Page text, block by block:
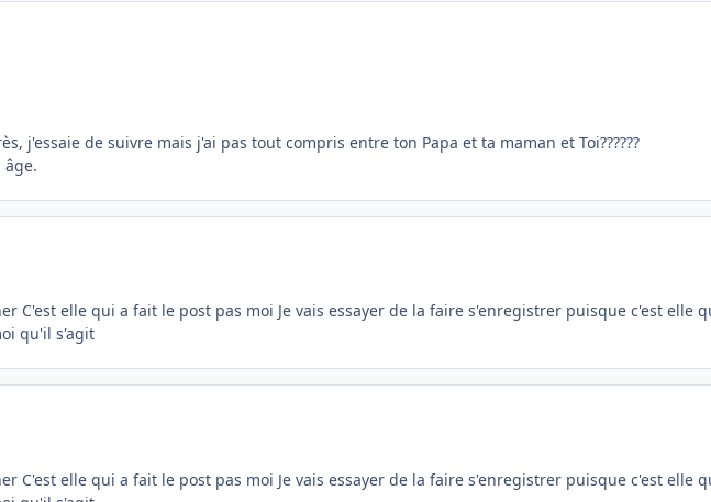
j'essaie de suivre mais j'ai pas tout compris entre ton Papa et ta maman et Toi??????
âge.
C'est elle qui a fait le post pas moi Je vais essayer de la faire s'enregistrer puisque c'est elle
qu'il s'agit
C'est elle qui a fait le post pas moi Je vais essayer de la faire s'enregistrer puisque c'est elle